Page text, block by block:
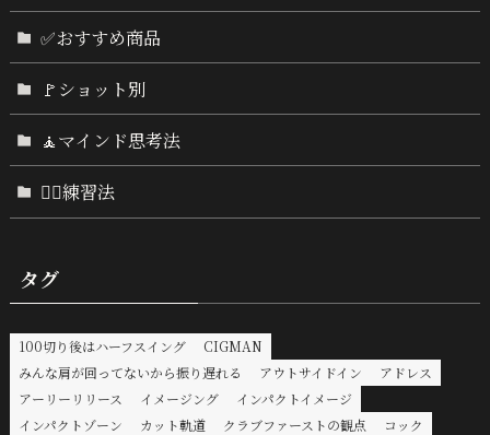
✅おすすめ商品
🚩ショット別
🧘マインド思考法
🏌️‍♂️練習法
タグ
100切り後はハーフスイング
CIGMAN
みんな肩が回ってないから振り遅れる
アウトサイドイン
アドレス
アーリーリリース
イメージング
インパクトイメージ
インパクトゾーン
カット軌道 クラブファーストの観点
コック